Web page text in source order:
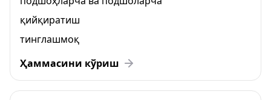
қийқиратиш
тинглашмоқ
Ҳаммасини кўриш